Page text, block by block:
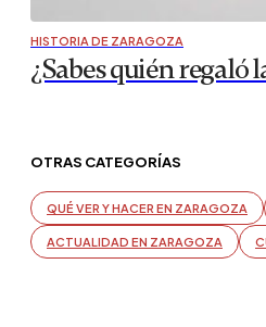
HISTORIA DE ZARAGOZA
¿Sabes quién regaló
OTRAS CATEGORÍAS
QUÉ VER Y HACER EN ZARAGOZA
ACTUALIDAD EN ZARAGOZA